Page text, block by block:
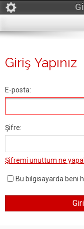
Giriş Yapınız
E-posta:
Şifre:
Şifremi unuttum ne
Bu bilgisayarda beni